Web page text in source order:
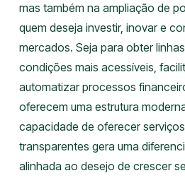
mas também na ampliação de
quem deseja investir, inovar e
mercados. Seja para obter
condições mais acessíveis,
automatizar processos
oferecem uma estrutura
capacidade de oferecer
transparentes gera uma
alinhada ao desejo de crescer